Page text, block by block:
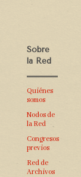
Sobre
la Red
Quiénes
somos
Nodos de
la Red
Congresos
previos
Red de
Archivos